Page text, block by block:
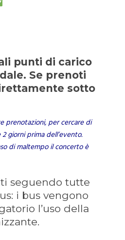
punti di carico
Se prenoti
sotto
prenotazioni, per cercare di
giorni prima dell’evento.
di maltempo il concerto è
seguendo tutte
i bus vengono
l’uso della